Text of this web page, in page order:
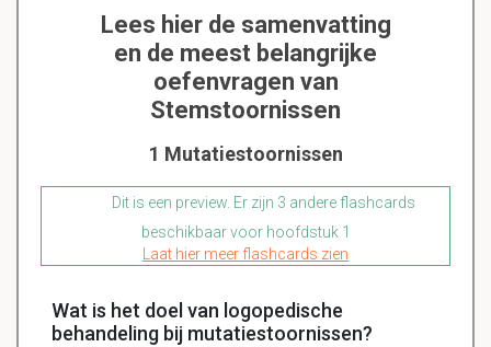
Lees hier de samenvatting
en de meest belangrijke
oefenvragen van
Stemstoornissen
1 Mutatiestoornissen
Dit is een preview. Er zijn 3 andere flashcards
beschikbaar voor hoofdstuk 1
Laat hier meer flashcards zien
Wat is het doel van logopedische
behandeling bij mutatiestoornissen?